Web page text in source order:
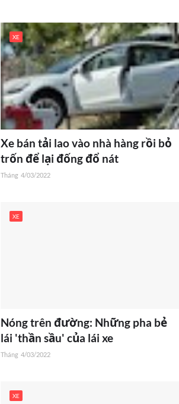
XE
Xe bán tải lao vào nhà hàng rồi bỏ
trốn để lại đống đổ nát
Tháng 4/03/2022
XE
Nóng trên đường: Những pha bẻ
lái 'thần sầu' của lái xe
Tháng 4/03/2022
XE